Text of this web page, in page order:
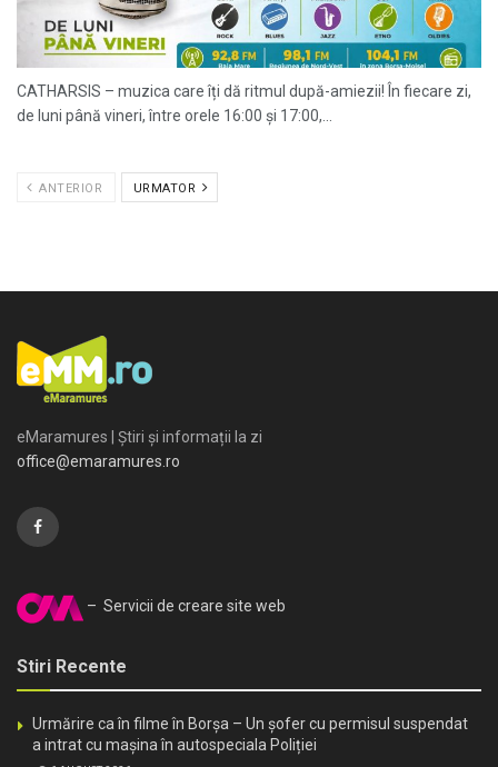
CATHARSIS – muzica care îți dă ritmul după-amiezii! În fiecare zi,
de luni până vineri, între orele 16:00 și 17:00,...
ANTERIOR URMATOR
eMaramures | Știri și informații la zi
office@emaramures.ro
– Servicii de creare site web
Stiri Recente
Urmărire ca în filme în Borșa – Un șofer cu permisul suspendat
a intrat cu mașina în autospeciala Poliției